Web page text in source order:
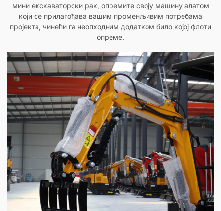
мини екскаваторски рак, опремите своју машину алатом
који се прилагођава вашим променљивим потребама
пројекта, чинећи га неопходним додатком било којој флоти
опреме.